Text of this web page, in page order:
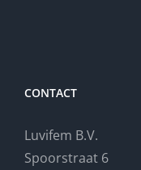
CONTACT
Luvifem B.V.
Spoorstraat 6